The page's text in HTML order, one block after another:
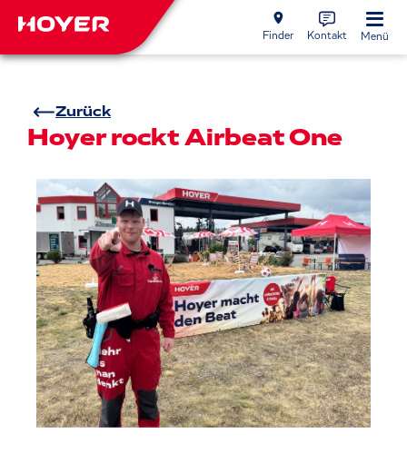
Finder Kontakt Menü
Zurück
Hoyer rockt Airbeat One